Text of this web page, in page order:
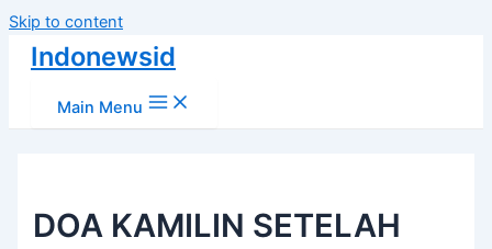
Skip to content
Indonewsid
Main Menu
DOA KAMILIN SETELAH